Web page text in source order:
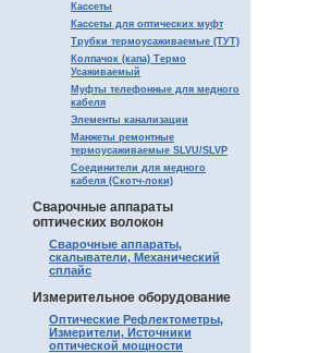
Кассеты
Кассеты для оптических муфт
Трубки термоусаживаемые (ТУТ)
Колпачок (капа) Термо
Усаживаемый
Муфты телефонные для медного
кабеля
Элементы канализации
Манжеты ремонтные
термоусаживаемые SLVU/SLVP
Соединители для медного
кабеля (Скотч-локи)
Сварочные аппараты
оптических волокон
Сварочные аппараты,
скалыватели, Механический
сплайс
Измерительное оборудование
Оптические Рефлектометры,
Измерители, Источники
оптической мощности